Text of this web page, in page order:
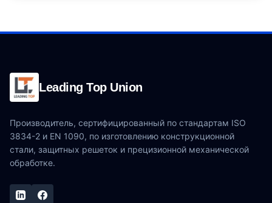
Leading Top Union
Производитель, сертифицированный по стандартам ISO
3834-2 и EN 1090, по изготовлению конструкционной
стали, защитных решеток и прецизионной механической
обработке.